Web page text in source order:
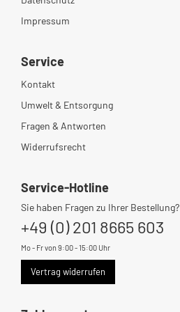
Impressum
Service
Kontakt
Umwelt & Entsorgung
Fragen & Antworten
Widerrufsrecht
Service-Hotline
Sie haben Fragen zu Ihrer Bestellung?
+49 (0) 201 8665 603
Mo - Fr von 9:00 - 15:00 Uhr
Vertrag widerrufen